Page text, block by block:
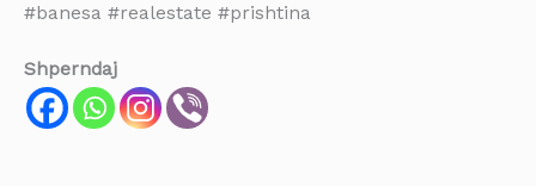
#banesa #realestate #prishtina
Shperndaj